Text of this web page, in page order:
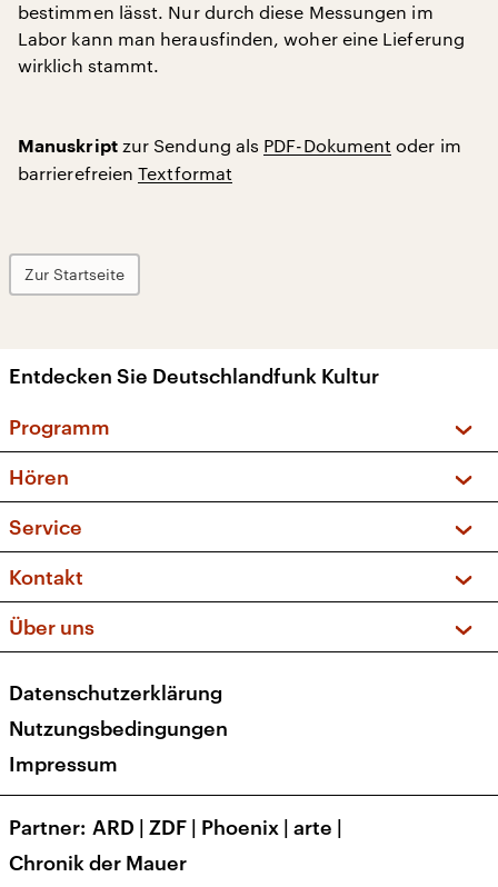
bestimmen lässt. Nur durch diese Messungen im
Labor kann man herausfinden, woher eine Lieferung
wirklich stammt.
Manuskriptzur Sendung als PDF-Dokument oder im
barrierefreienTextformat
Zur Startseite
Entdecken Sie Deutschlandfunk Kultur
Programm
Sendungen und Podcasts
Musikliste
Kakadu – Das Kinderprogramm
Hören
Frequenzen (UKW + DAB+)
Service
FAQ
Apps
Newsletter
Veranstaltungen
Kontakt
Social Media
Über uns
Presse
Karriere
Transparenz
Datenschutzerklärung
Nutzungsbedingungen
Impressum
Partner ARD | ZDF | Phoenix | arte |
Chronik der Mauer